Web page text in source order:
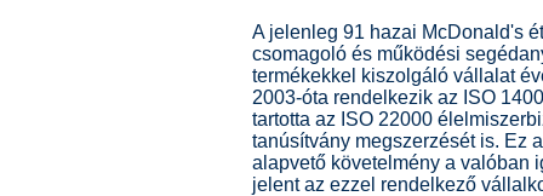
A jelenleg 91 hazai McDonald's
csomagoló és működési
termékekkel kiszolgáló vállalat
2003-óta rendelkezik az ISO
tartotta az ISO 22000
tanúsítvány megszerzését is. Ez
alapvető követelmény a valóban
jelent az ezzel rendelkező